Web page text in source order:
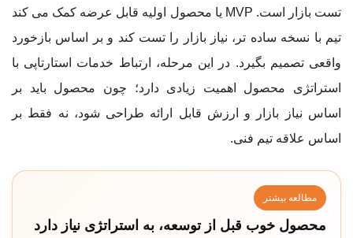
تست بازار است. MVP یا محصول اولیه قابل عرضه کمک می کند
تیم با نسخه ساده تر، نیاز بازار را تست کند و بر اساس بازخورد
واقعی تصمیم بگیرد. در این مرحله، ارتباط خدمات استارتاپی با
استراتژی محصول اهمیت زیادی دارد؛ چون محصول باید بر
اساس نیاز بازار و ارزش قابل ارائه طراحی شود، نه فقط بر
اساس علاقه تیم فنی.
مطالعه بیشتر
محصول خوب قبل از توسعه، به استراتژی نیاز دارد